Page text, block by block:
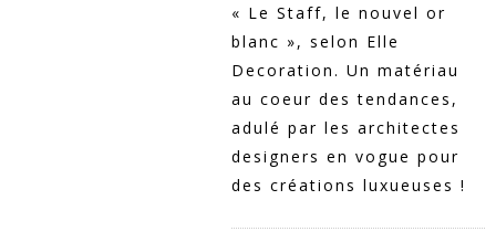
« Le Staff, le nouvel or
blanc », selon Elle
Decoration. Un matériau
au coeur des tendances,
adulé par les architectes
designers en vogue pour
des créations luxueuses !